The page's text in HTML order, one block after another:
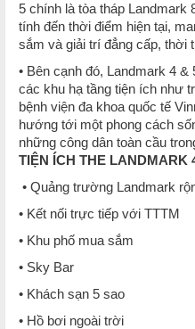
5 chính là tòa tháp Landmark
tính đến thời điểm hiện tại,
sắm và giải trí đẳng cấp, thời
• Bên cạnh đó, Landmark 4
các khu hạ tầng tiện ích như
bệnh viện đa khoa quốc tế
hướng tới một phong cách
những công dân toàn cầu
TIỆN ÍCH THE LANDMARK
• Quảng trường Landmark
• Kết nối trực tiếp với TTTM
• Khu phố mua sắm
• Sky Bar
• Khách sạn 5 sao
• Hồ bơi ngoài trời